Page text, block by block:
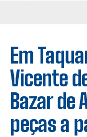
Em
Vicente
Bazar de
peças a